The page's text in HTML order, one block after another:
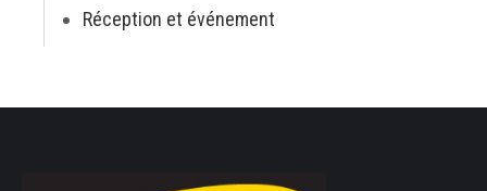
Réception et événement